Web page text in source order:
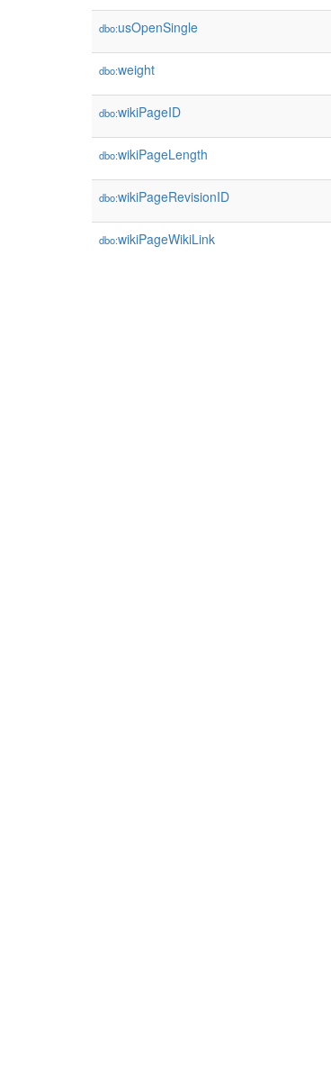
dbo:usOpenSingle
dbo:weight
dbo:wikiPageID
dbo:wikiPageLength
dbo:wikiPageRevisionID
dbo:wikiPageWikiLink